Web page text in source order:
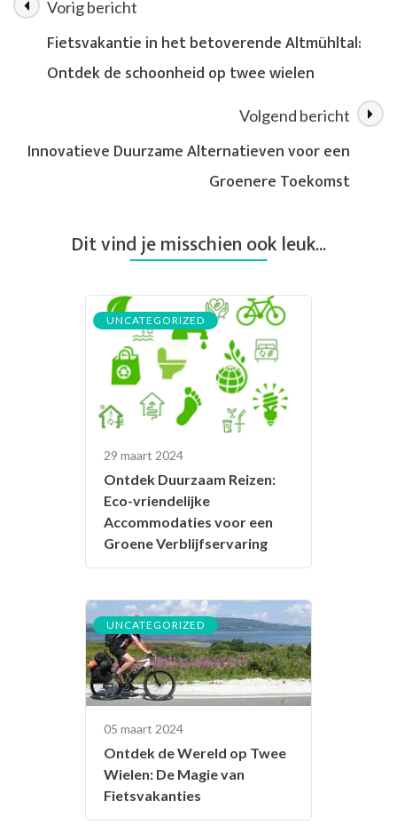
Luxe,
Avontuur
Ontspanning
op
Berichtnavigatie
Vorig bericht
Fietsvakantie in het betoverende Altmühltal:
Ontdek de schoonheid op twee wielen
Volgend bericht
Innovatieve Duurzame Alternatieven voor een
Groenere Toekomst
Dit vind je misschien ook leuk...
UNCATEGORIZED
29 maart 2024
Ontdek Duurzaam Reizen:
Eco-vriendelijke
Accommodaties voor een
Groene Verblijfservaring
UNCATEGORIZED
05 maart 2024
Ontdek de Wereld op Twee
Wielen: De Magie van
Fietsvakanties